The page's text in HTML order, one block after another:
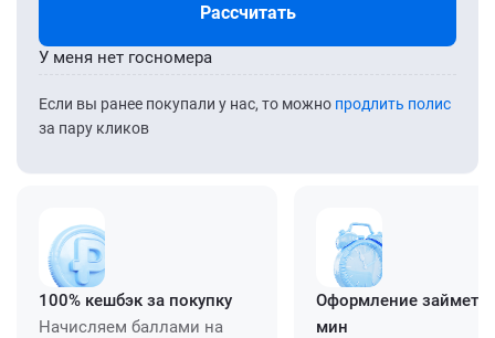
Рассчитать
Если вы ранее покупали у нас, то можно продлить полис
за пару кликов
У меня нет госномера
100% кешбэк за покупку
Начисляем баллами на
Оформление займет
мин